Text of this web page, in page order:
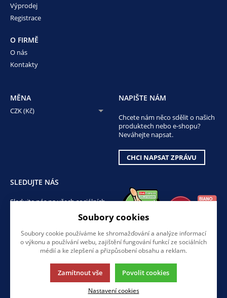
Výprodej
Registrace
O FIRMĚ
O nás
Kontakty
MĚNA
CZK (Kč)
NAPIŠTE NÁM
Chcete nám něco sdělit o našich
produktech nebo e-shopu?
Neváhejte napsat.
CHCI NAPSAT ZPRÁVU
SLEDUJTE NÁS
Sledujte nás na všech sociálních
Soubory cookies
Soubory cookie používáme ke shromažďování a analýze informací
o výkonu a používání webu, zajištění fungování funkcí ze sociálních
médií a ke zlepšení a přizpůsobení obsahu a reklam.
Zamítnout vše Povolit cookies
Nastavení cookies